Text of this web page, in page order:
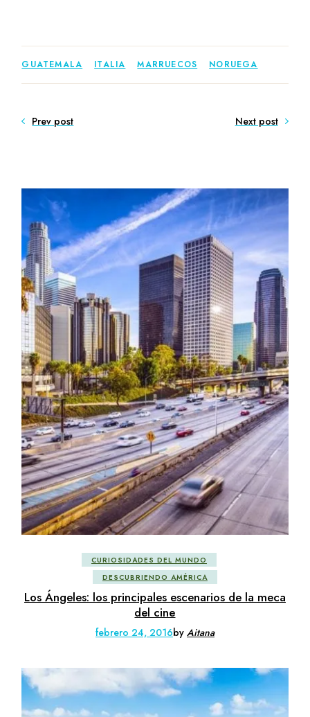
GUATEMALA ITALIA MARRUECOS NORUEGA
Prev post Next post
CURIOSIDADES DEL MUNDO
DESCUBRIENDO AMÉRICA
Los Ángeles: los principales escenarios de la meca
del cine
febrero 24, 2016by Aitana